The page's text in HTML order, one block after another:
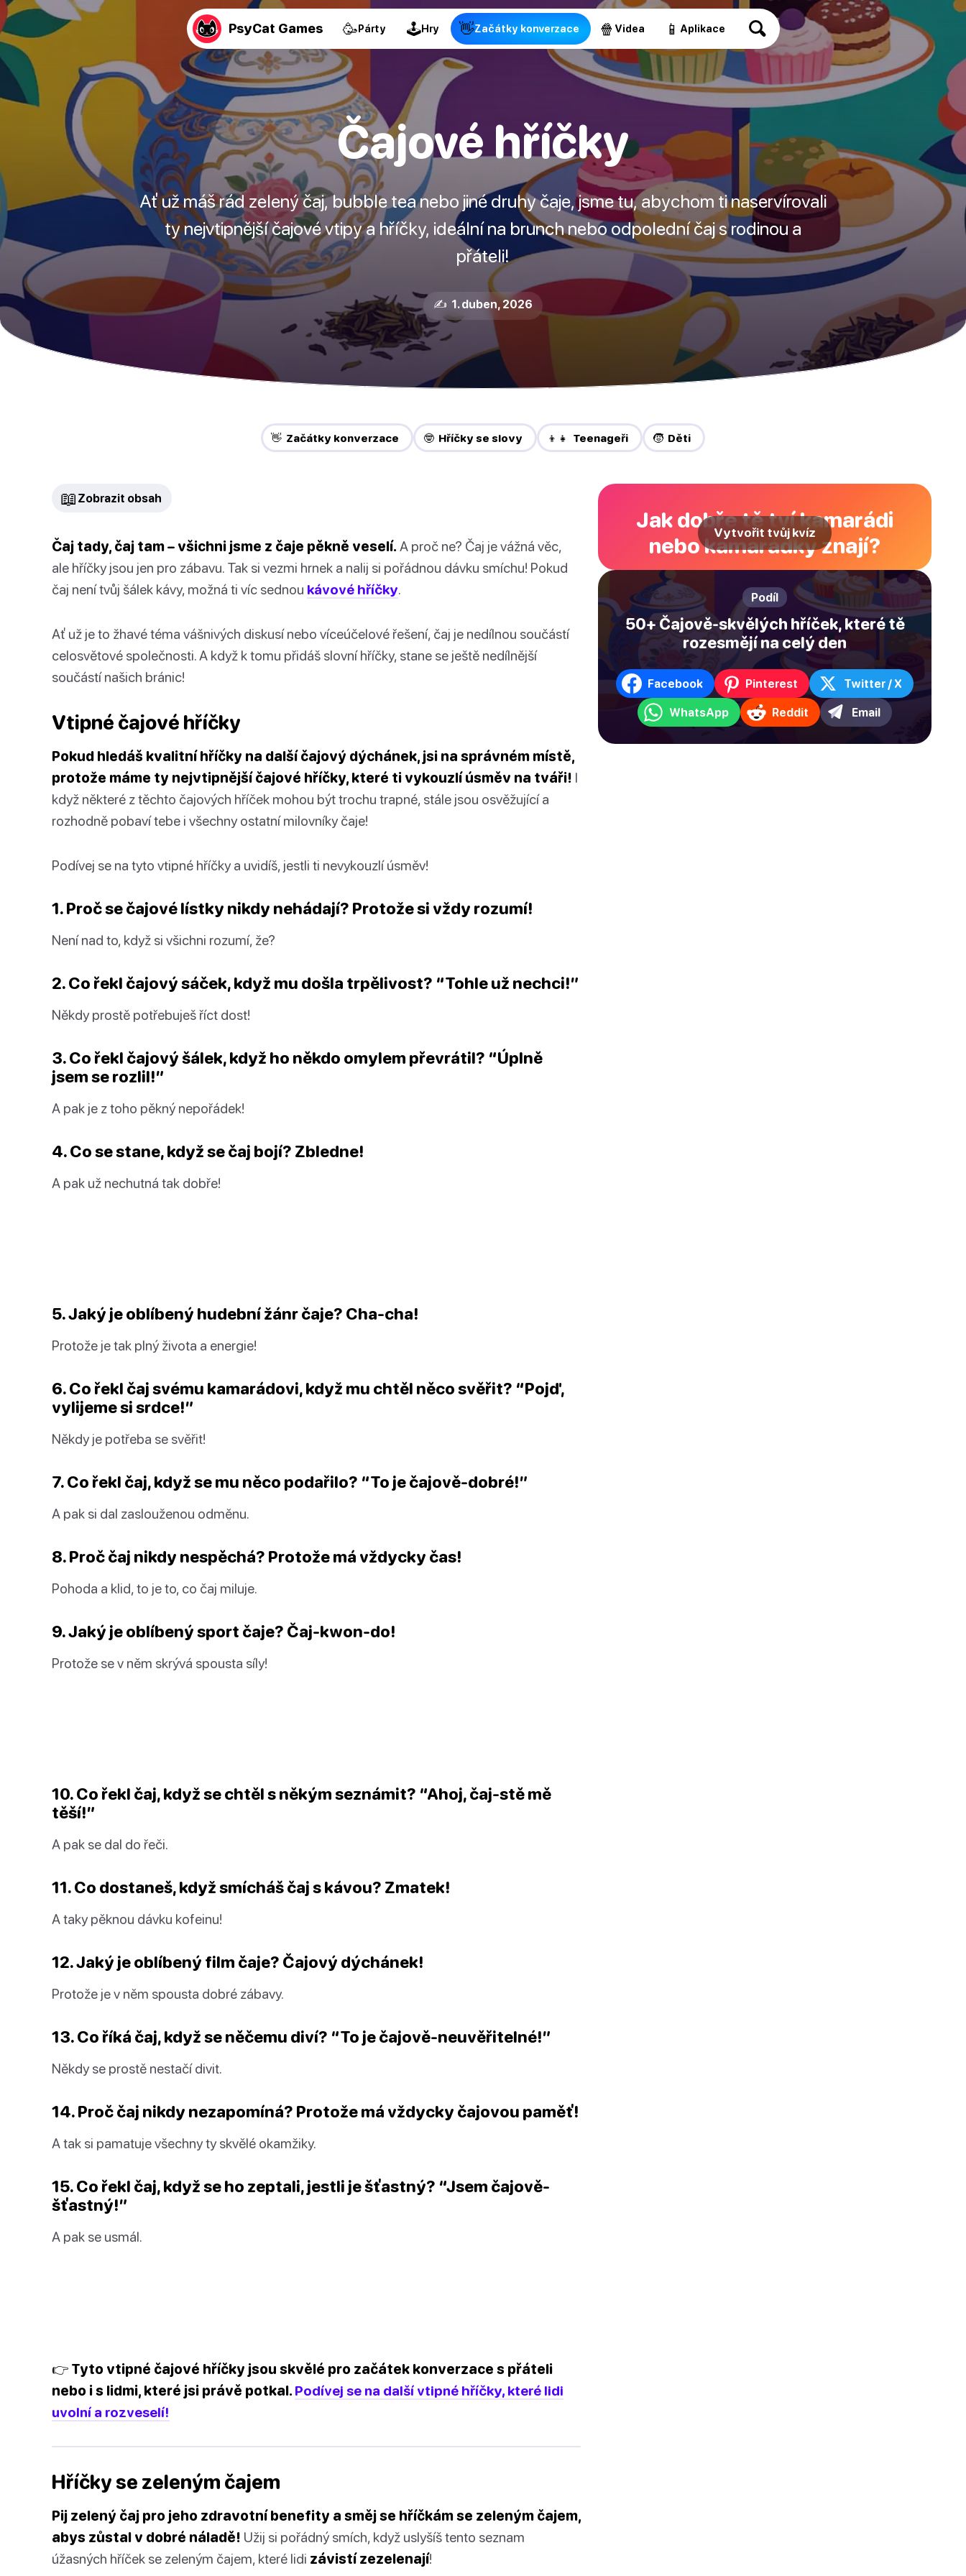
PsyCat Games 🥳Párty 🕹Hry 👋Začátky konverzace 🍿 Videa 📱 Aplikace
Čajové hříčky
Ať už máš rád zelený čaj, bubble tea nebo jiné druhy čaje, jsme tu, abychom ti naservírovali
ty nejvtipnější čajové vtipy a hříčky, ideální na brunch nebo odpolední čaj s rodinou a
přáteli!
✍️ 1. duben, 2026
👋 Začátky konverzace 🤓 Hříčky se slovy 👦👧 Teenageři 🧒 Děti
📖 Zobrazit obsah
Čaj tady, čaj tam – všichni jsme z čaje pěkně veselí. A proč ne? Čaj je vážná věc,
ale hříčky jsou jen pro zábavu. Tak si vezmi hrnek a nalij si pořádnou dávku smíchu! Pokud
čaj není tvůj šálek kávy, možná ti víc sednou kávové hříčky.
Ať už je to žhavé téma vášnivých diskusí nebo víceúčelové řešení, čaj je nedílnou součástí
celosvětové společnosti. A když k tomu přidáš slovní hříčky, stane se ještě nedílnější
součástí našich bránic!
Vtipné čajové hříčky
Pokud hledáš kvalitní hříčky na další čajový dýchánek, jsi na správném místě,
protože máme ty nejvtipnější čajové hříčky, které ti vykouzlí úsměv na tváři! I
když některé z těchto čajových hříček mohou být trochu trapné, stále jsou osvěžující a
rozhodně pobaví tebe i všechny ostatní milovníky čaje!
Podívej se na tyto vtipné hříčky a uvidíš, jestli ti nevykouzlí úsměv!
1. Proč se čajové lístky nikdy nehádají? Protože si vždy rozumí!
Není nad to, když si všichni rozumí, že?
2. Co řekl čajový sáček, když mu došla trpělivost? “Tohle už nechci!”
Někdy prostě potřebuješ říct dost!
3. Co řekl čajový šálek, když ho někdo omylem převrátil? “Úplně
jsem serozlil!”
A pak je z toho pěkný nepořádek!
4. Co se stane, když se čaj bojí? Zbledne!
A pak už nechutná tak dobře!
5. Jaký je oblíbený hudební žánr čaje? Cha-cha!
Protože je tak plný života a energie!
6. Co řekl čaj svému kamarádovi, když mu chtěl něco svěřit? “Pojď,
vylijemesi srdce!”
Někdy je potřeba se svěřit!
7. Co řekl čaj, když se mu něco podařilo? “To ječajově-dobré!”
A pak si dal zaslouženou odměnu.
8. Proč čaj nikdy nespěchá? Protože má vždycky čas!
Pohoda a klid, to je to, co čaj miluje.
9. Jaký je oblíbený sport čaje? Čaj-kwon-do!
Protože se v něm skrývá spousta síly!
10. Co řekl čaj, když se chtěl s někým seznámit? “Ahoj,čaj-stě mě
těší!”
A pak se dal do řeči.
11. Co dostaneš, když smícháš čaj s kávou? Zmatek!
A taky pěknou dávku kofeinu!
12. Jaký je oblíbený film čaje? Čajový dýchánek!
Protože je v něm spousta dobré zábavy.
13. Co říká čaj, když se něčemu diví? “To ječajově-neuvěřitelné!”
Někdy se prostě nestačí divit.
14. Proč čaj nikdy nezapomíná? Protože má vždycky čajovou paměť!
A tak si pamatuje všechny ty skvělé okamžiky.
15. Co řekl čaj, když se ho zeptali, jestli je šťastný? “Jsem čajově-
šťastný!”
A pak se usmál.
👉 Tyto vtipné čajové hříčky jsou skvělé pro začátek konverzace s přáteli
nebo i s lidmi, které jsi právě potkal. Podívej se na další vtipné hříčky, které lidi
uvolní a rozveselí!
Hříčky se zeleným čajem
Pij zelený čaj pro jeho zdravotní benefity a směj se hříčkám se zeleným čajem,
abys zůstal v dobré náladě! Užij si pořádný smích, když uslyšíš tento seznam
úžasných hříček se zeleným čajem, které lidi závistí zezelenají!
Jak dobře tě tví kamarádi
nebo kamarádky znají?
Vytvořit tvůj kvíz
Podíl
50+ Čajově-skvělých hříček, které tě
rozesmějí na celý den
Facebook Pinterest Twitter / X
WhatsApp Reddit Email